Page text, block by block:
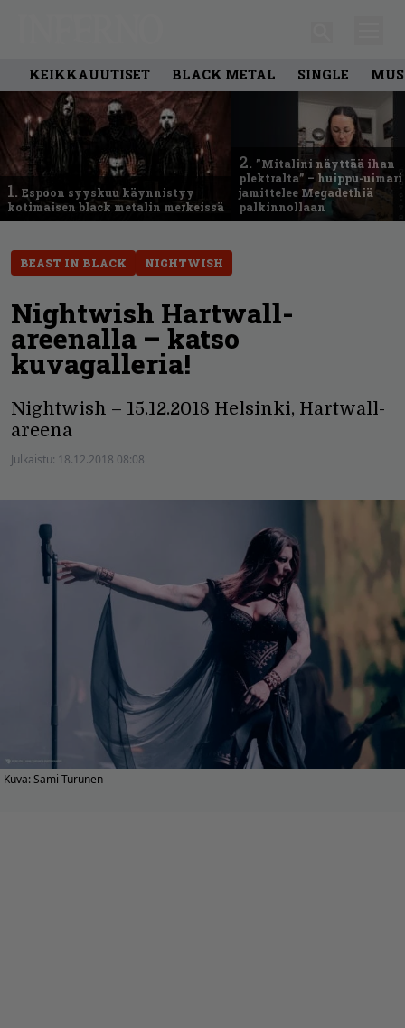
KEIKKAUUTISET BLACK METAL SINGLE
1. Espoon syyskuu käynnistyy
kotimaisen black metalin merkeissä
2. ”Mitalini näyttää ihan
plektralta” – huippu-uimari
jamittelee Megadethiä
palkinnollaan
BEAST IN BLACK NIGHTWISH
Nightwish Hartwall-
areenalla – katso
kuvagalleria!
Nightwish – 15.12.2018 Helsinki, Hartwall-
areena
Julkaistu: 18.12.2018 08:08
Kuva: Sami Turunen